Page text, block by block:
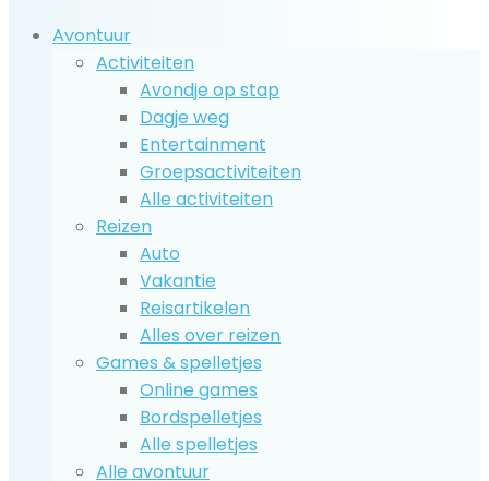
Avontuur
Activiteiten
Avondje op stap
Dagje weg
Entertainment
Groepsactiviteiten
Alle activiteiten
Reizen
Auto
Vakantie
Reisartikelen
Alles over reizen
Games & spelletjes
Online games
Bordspelletjes
Alle spelletjes
Alle avontuur